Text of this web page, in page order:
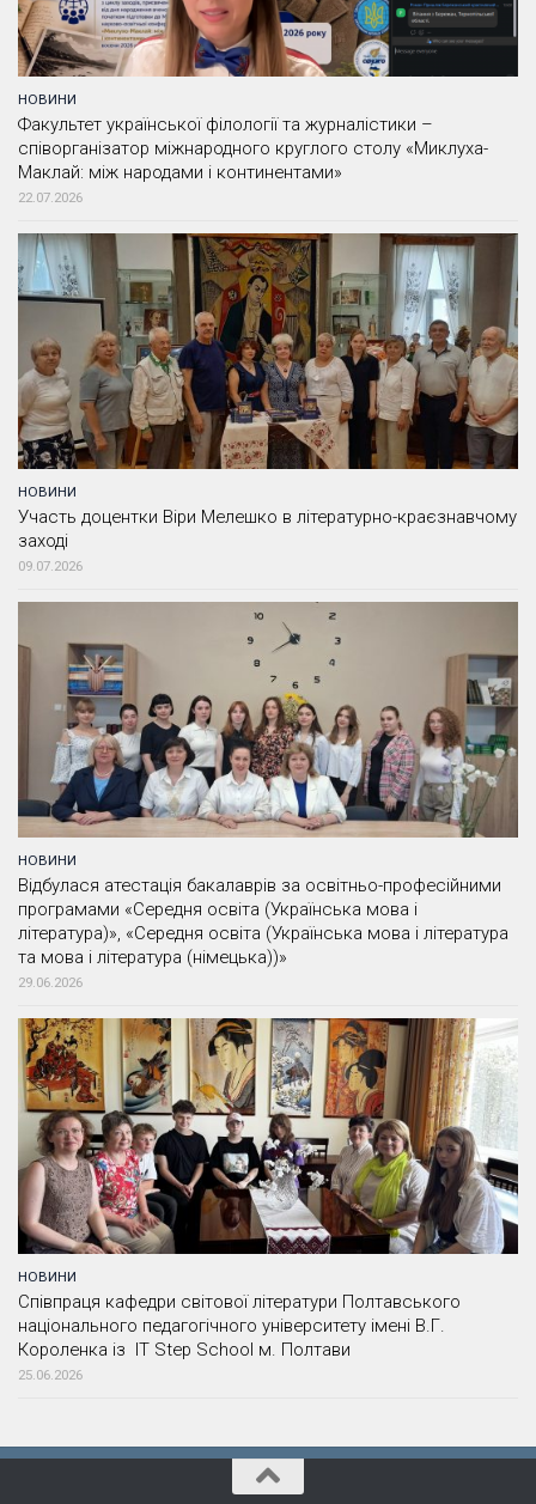
НОВИНИ
Факультет української філології та журналістики –
співорганізатор міжнародного круглого столу «Миклуха-
Маклай: між народами і континентами»
22.07.2026
НОВИНИ
Участь доцентки Віри Мелешко в літературно-краєзнавчому
заході
09.07.2026
НОВИНИ
Відбулася атестація бакалаврів за освітньо-професійними
програмами «Середня освіта (Українська мова і
література)», «Середня освіта (Українська мова і література
та мова і література (німецька))»
29.06.2026
НОВИНИ
Співпраця кафедри світової літератури Полтавського
національного педагогічного університету імені В.Г.
Короленка із IT Step School м. Полтави
25.06.2026